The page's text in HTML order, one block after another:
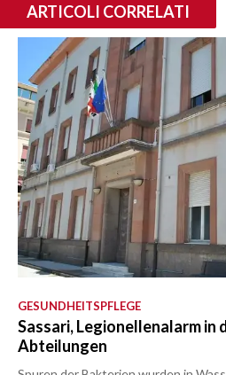
ARTICOLI CORRELATI
GESUNDHEITSPFLEGE
Sassari, Legionellenalarm in
Abteilungen